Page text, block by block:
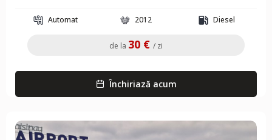
Automat 2012 Diesel
de la 30 € / zi
Închiriază acum